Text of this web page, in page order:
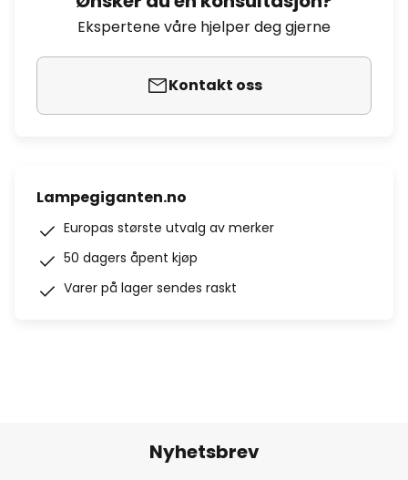
Ekspertene våre hjelper deg gjerne
Kontakt oss
Lampegiganten.no
Europas største utvalg av merker
50 dagers åpent kjøp
Varer på lager sendes raskt
Nyhetsbrev